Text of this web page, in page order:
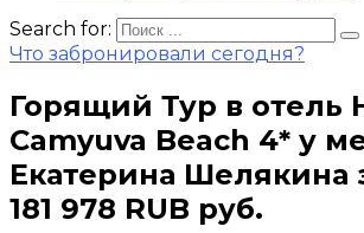
Search for:
Что забронировали сегодня?
Горящий Тур в отель
Camyuva Beach 4* у
Екатерина Шелякина
181 978 RUB руб.